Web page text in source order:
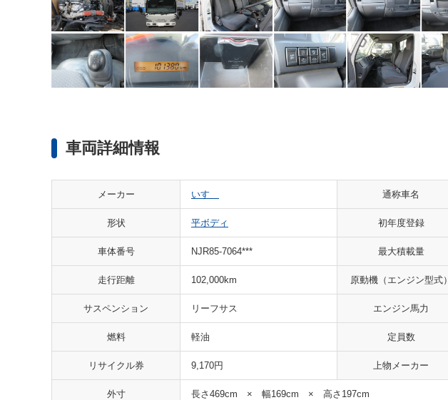
車両詳細情報
メーカー いすゞ 通称車名
形状 平ボディ 初年度登録
車体番号 NJR85-7064*** 最大積載量
走行距離 102,000km 原動機（エンジン型式）
サスペンション リーフサス エンジン馬力
燃料 軽油 定員数
リサイクル券 9,170円 上物メーカー
外寸 長さ469cm × 幅169cm × 高さ197cm